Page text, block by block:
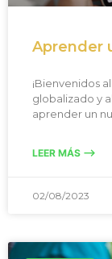
Aprender
¡Bienvenidos
globalizado y
aprender un
LEER MÁS -->
02/08/2023